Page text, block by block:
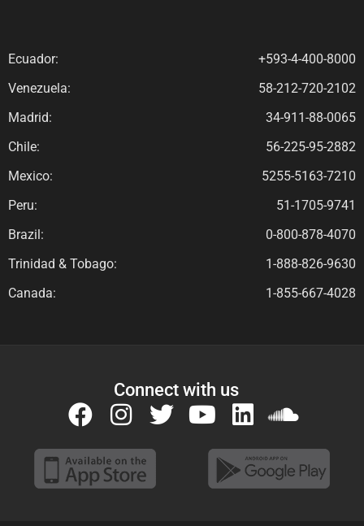
Ecuador:
+593-4-400-8000
Venezuela:
58-212-720-2102
Madrid:
34-911-88-0065
Chile:
56-225-95-2882
Mexico:
5255-5163-7210
Peru:
51-1705-9741
Brazil:
0-800-878-4070
Trinidad & Tobago:
1-888-826-9630
Canada:
1-855-667-4028